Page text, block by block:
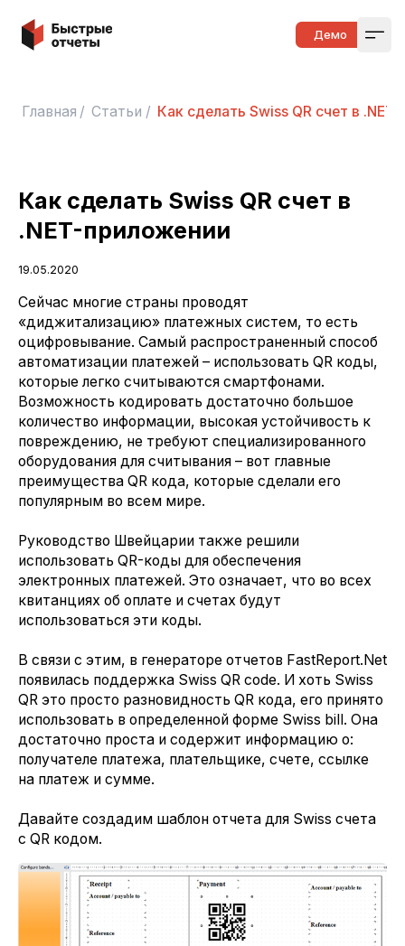
Быстрые отчеты Демо
Главная / Статьи / Как сделать Swiss QR счет в
Как сделать Swiss QR счет в
.NET-приложении
19.05.2020
Сейчас многие страны проводят
«диджитализацию» платежных систем, то есть
оцифровывание. Самый распространенный способ
автоматизации платежей – использовать QR коды,
которые легко считываются смартфонами.
Возможность кодировать достаточно большое
количество информации, высокая устойчивость к
повреждению, не требуют специализированного
оборудования для считывания – вот главные
преимущества QR кода, которые сделали его
популярным во всем мире.
Руководство Швейцарии также решили
использовать QR-коды для обеспечения
электронных платежей. Это означает, что во всех
квитанциях об оплате и счетах будут
использоваться эти коды.
В связи с этим, в генераторе отчетов FastReport.Net
появилась поддержка Swiss QR code. И хоть Swiss
QR это просто разновидность QR кода, его принято
использовать в определенной форме Swiss bill. Она
достаточно проста и содержит информацию о:
получателе платежа, плательщике, счете, ссылке
на платеж и сумме.
Давайте создадим шаблон отчета для Swiss счета
c QR кодом.